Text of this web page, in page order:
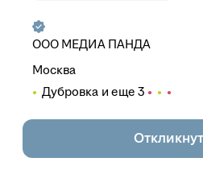
ООО МЕДИА ПАНДА
Москва
Дубровка и еще 3